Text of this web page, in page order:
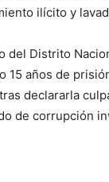
ilícito y
del Distrito
15 años de
declararla
de corrupción